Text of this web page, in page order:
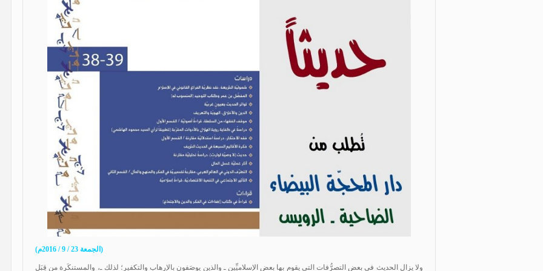
(الجمعة 23 / 9 / 2016م)
ولا يزال الحديث في بعض التصرُّفات التي يقوم بها بعض الإسلاميِّين ـ والذين يوصَفون بالإرهاب والتكفير؛ لذلك ـ، والمستنكَرة من قِبَل